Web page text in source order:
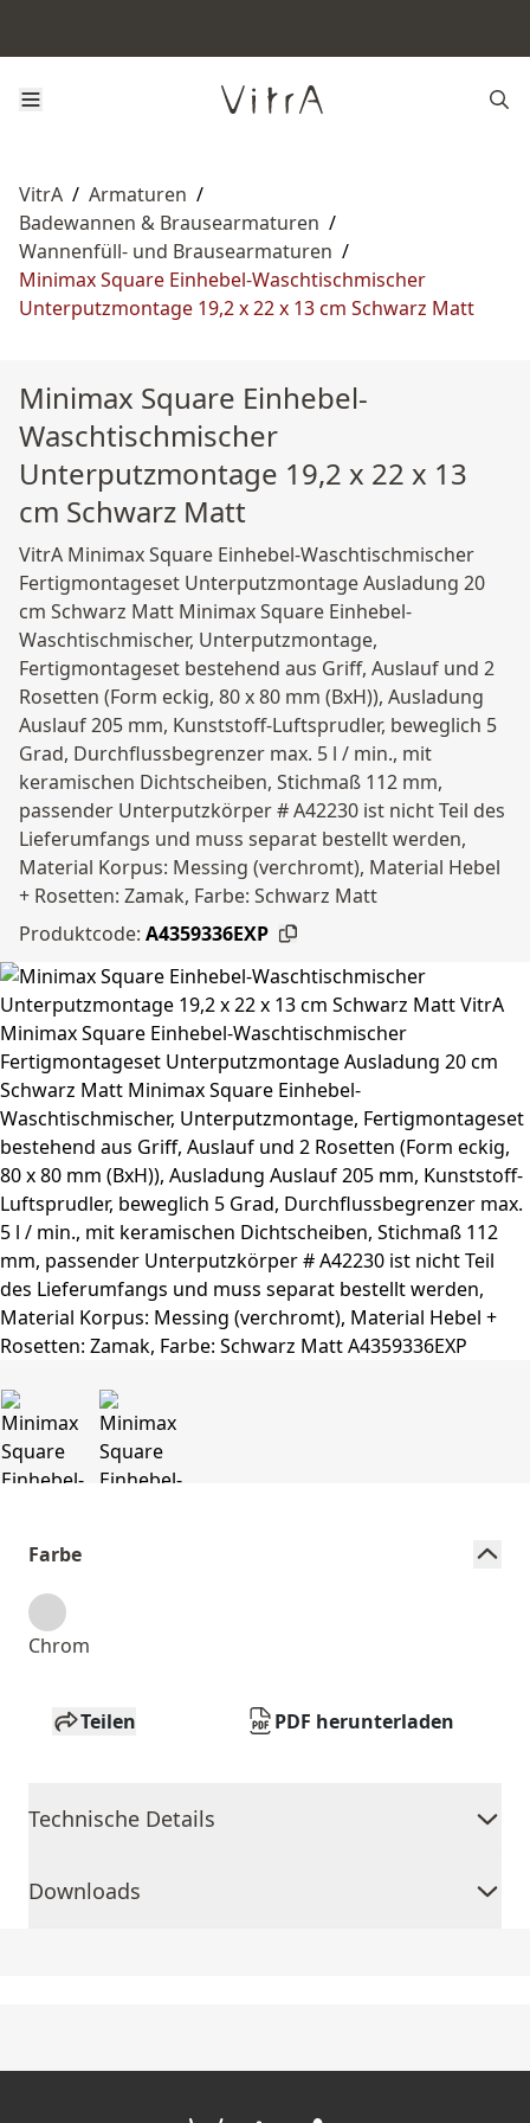
VitrA / Armaturen /
Badewannen & Brausearmaturen /
Wannenfüll- und Brausearmaturen /
Minimax Square Einhebel-Waschtischmischer
Unterputzmontage 19,2 x 22 x 13 cm Schwarz Matt
Minimax Square Einhebel-
Waschtischmischer
Unterputzmontage 19,2 x 22 x 13
cm Schwarz Matt
VitrA Minimax Square Einhebel-Waschtischmischer
Fertigmontageset Unterputzmontage Ausladung 20
cm Schwarz Matt Minimax Square Einhebel-
Waschtischmischer, Unterputzmontage,
Fertigmontageset bestehend aus Griff, Auslauf und 2
Rosetten (Form eckig, 80 x 80 mm (BxH)), Ausladung
Auslauf 205 mm, Kunststoff-Luftsprudler, beweglich 5
Grad, Durchflussbegrenzer max. 5 l / min., mit
keramischen Dichtscheiben, Stichmaß 112 mm,
passender Unterputzkörper # A42230 ist nicht Teil des
Lieferumfangs und muss separat bestellt werden,
Material Korpus: Messing (verchromt), Material Hebel
+ Rosetten: Zamak, Farbe: Schwarz Matt
Produktcode: A4359336EXP
Farbe
Chrom
Teilen PDF herunterladen
Technische Details
Downloads